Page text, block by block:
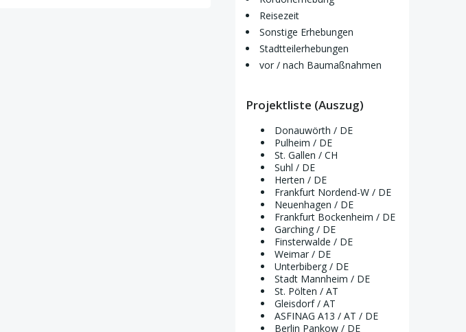
Reisezeit
Sonstige Erhebungen
Stadtteilerhebungen
vor / nach Baumaßnahmen
Projektliste (Auszug)
Donauwörth / DE
Pulheim / DE
St. Gallen / CH
Suhl / DE
Herten / DE
Frankfurt Nordend-W / DE
Neuenhagen / DE
Frankfurt Bockenheim / DE
Garching / DE
Finsterwalde / DE
Weimar / DE
Unterbiberg / DE
Stadt Mannheim / DE
St. Pölten / AT
Gleisdorf / AT
ASFINAG A13 / AT / DE
Berlin Pankow / DE